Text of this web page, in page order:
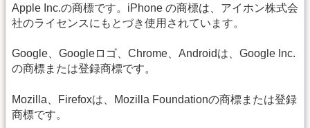
Apple Inc.の商標です。iPhone の商標は、アイホン株式会
社のライセンスにもとづき使用されています。
Google、Googleロゴ、Chrome、Androidは、Google Inc.
の商標または登録商標です。
Mozilla、Firefoxは、Mozilla Foundationの商標または登録
商標です。